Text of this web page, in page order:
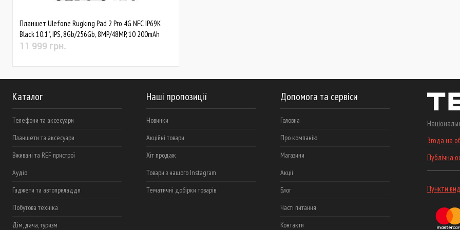
Планшет Ulefone Rugking Pad 2 Pro 4G NFC IP69K
Black 10.1", IPS, 8Gb/256Gb, 8MP/48MP, 10 200mAh
11 999 грн.
Каталог
Телефони та аксесуари
Планшети та аксесуари
Вживані та REF пристрої
Аудіо
Гаджети та автоприладдя
Побутова техніка
Дім, дача, туризм
Наші пропозиції
Новинки
Акційні товари
Хіт продаж
Товари з нашого Instagram
Тематичні добірки товарів
Допомога та сервіси
Головна
Про компанію
Магазини
Акціі
Блог
Часті питання
Контакти
Згода на
Публічна
Пункти